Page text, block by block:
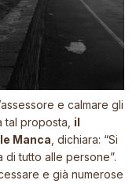
e calmare gli
tal proposta, il
Manca , dichiara: “Si
tutto alle persone”.
e già numerose